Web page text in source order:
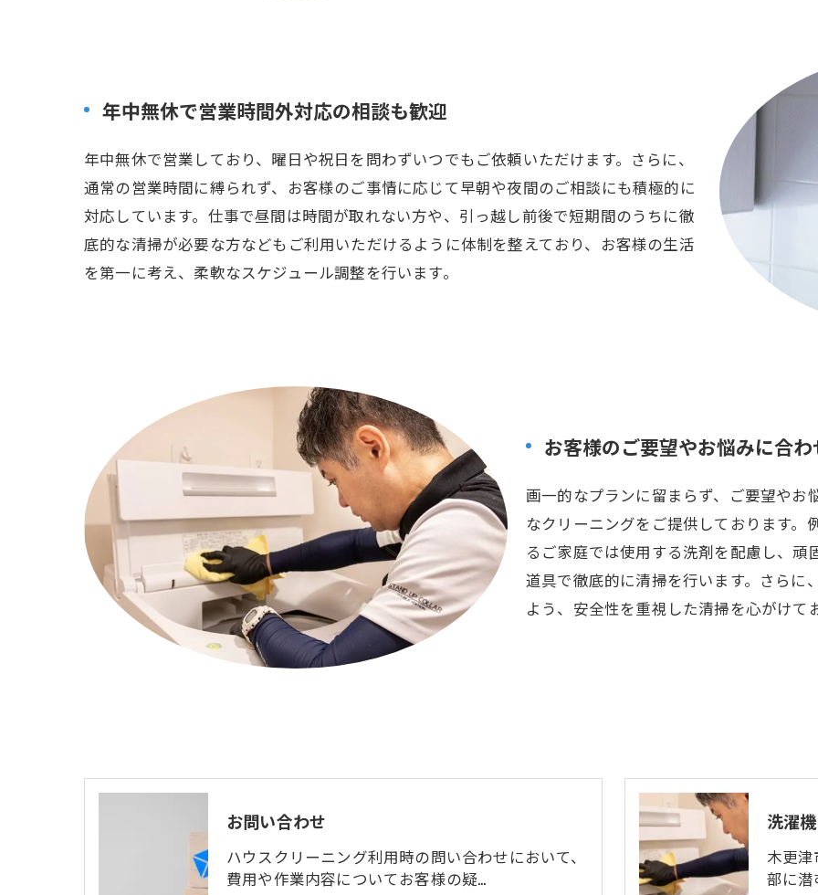
年中無休で営業時間外対応の相談も歓迎
年中無休で営業しており、曜日や祝日を問わずいつでもご依頼いただけます。さらに、
通常の営業時間に縛られず、お客様のご事情に応じて早朝や夜間のご相談にも積極的に
対応しています。仕事で昼間は時間が取れない方や、引っ越し前後で短期間のうちに徹
底的な清掃が必要な方などもご利用いただけるように体制を整えており、お客様の生活
を第一に考え、柔軟なスケジュール調整を行います。
お客様のご要望やお悩みに合
画一的なプランに留まらず、ご要望や
なクリーニングをご提供しております
るご家庭では使用する洗剤を配慮し、
道具で徹底的に清掃を行います。さら
よう、安全性を重視した清掃を心がけて
お問い合わせ
ハウスクリーニング利用時の問い合わせにおいて、
費用や作業内容についてお客様の疑…
洗濯機
木更
部に